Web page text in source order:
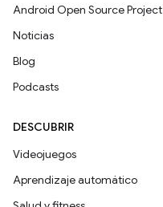
Android Open Source Project
Noticias
Blog
Podcasts
DESCUBRIR
Videojuegos
Aprendizaje automático